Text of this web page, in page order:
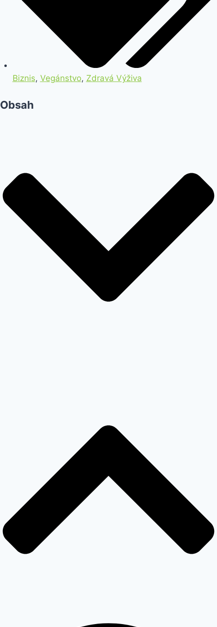
Biznis, Vegánstvo, Zdravá Výživa
Obsah